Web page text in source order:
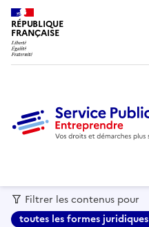
RÉPUBLIQUE
FRANÇAISE
Filtrer les contenus pour
toutes les formes juridiques